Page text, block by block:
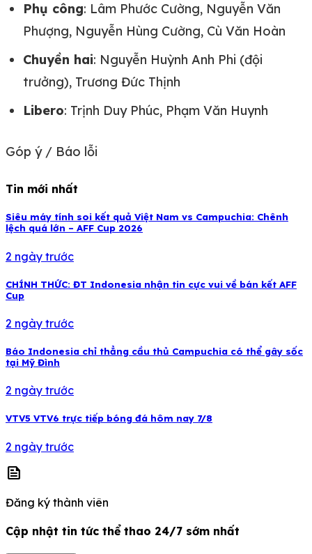
Phụ công: Lâm Phước Cường, Nguyễn Văn
Phượng, Nguyễn Hùng Cường, Cù Văn Hoàn
Chuyền hai: Nguyễn Huỳnh Anh Phi (đội
trưởng), Trương Đức Thịnh
Libero: Trịnh Duy Phúc, Phạm Văn Huynh
Góp ý / Báo lỗi
Tin mới nhất
Siêu máy tính soi kết quả Việt Nam vs Campuchia: Chênh
lệch quá lớn – AFF Cup 2026
2 ngày trước
CHÍNH THỨC: ĐT Indonesia nhận tin cực vui về bán kết AFF
Cup
2 ngày trước
Báo Indonesia chỉ thẳng cầu thủ Campuchia có thể gây sốc
tại Mỹ Đình
2 ngày trước
VTV5 VTV6 trực tiếp bóng đá hôm nay 7/8
2 ngày trước
news
Đăng ký thành viên
Cập nhật tin tức thể thao 24/7 sớm nhất